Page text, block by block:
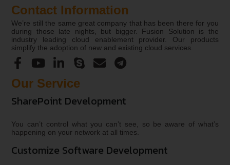
Contact Information
We’re still the same great company that has been there for you
during those late nights, but bigger. Fusion Solution is the
industry leading cloud enablement provider. Our products
simplify the adoption of new and existing cloud services.
Our Service
SharePoint Development
You can’t control what you can’t see, so be aware of what’s
happening on your network at all times.
Customize Software Development